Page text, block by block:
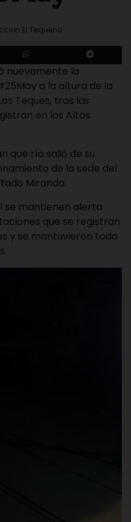
El Tequeno
nuevamente la
a la altura de la
Teques, tras las
en los Altos
que río salió de su
de la sede del
Miranda.
se mantienen alerta
que se registran
y se mantuvieron toda